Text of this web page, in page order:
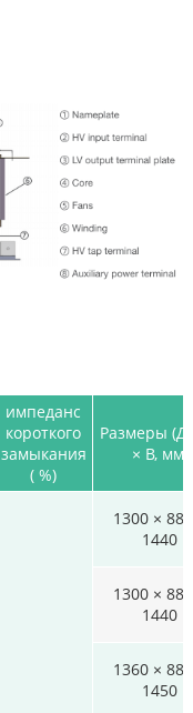
импеданс
короткого
замыкания
( %)
Размеры
× В, мм)
1300 ×
1440
1300 ×
1440
1360 ×
1450